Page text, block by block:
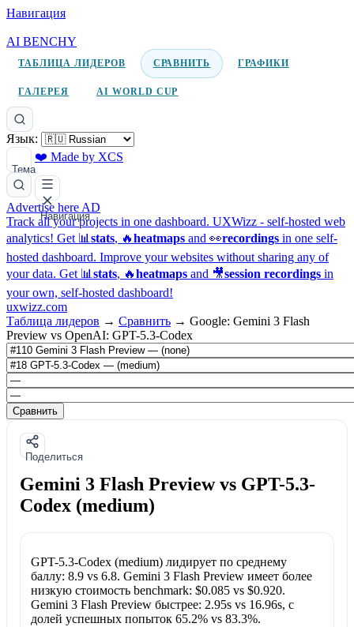
Навигация
AI BENCHY
ТАБЛИЦА ЛИДЕРОВ СРАВНИТЬ ГРАФИКИ
ГАЛЕРЕЯ AI WORLD CUP
Язык:
Тема
❤️ Made by XCS
Навигация
Advertise here AD
Track all your projects in one dashboard. UXWizz - self-hosted web
analytics! Get 📊 stats, 🔥heatmaps and 👀recordings in one self-
hosted dashboard. Improve your websites without sharing any of
your data. Get 📊 stats, 🔥heatmaps and 🎥session recordings in
your own, self-hosted dashboard!
uxwizz.com
Таблица лидеров → Сравнить → Google: Gemini 3 Flash
Preview vs OpenAI: GPT-5.3-Codex
Сравнить
Поделиться
Gemini 3 Flash Preview vs GPT-5.3-
Codex (medium)
GPT-5.3-Codex (medium)лидирует по среднему
баллу: 8.9vs 6.8. Gemini 3 Flash Previewимеет более
низкую стоимость benchmark: $0.085vs $0.920.
Gemini 3 Flash Previewбыстрее: 2.95svs 16.96s, с
долей успешных попыток 65.2%vs 83.3%.